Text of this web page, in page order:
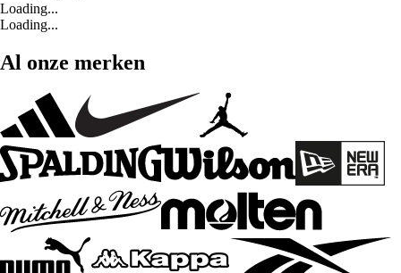
Loading...
Loading...
Al onze merken